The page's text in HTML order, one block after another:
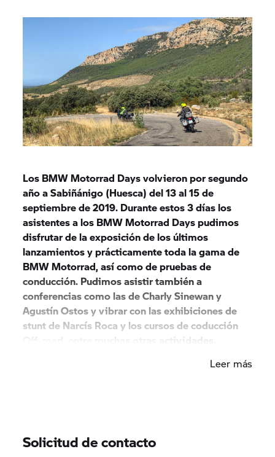
Los BMW Motorrad Days volvieron por segundo
año a Sabiñánigo (Huesca) del 13 al 15 de
septiembre de 2019. Durante estos 3 días los
asistentes a los BMW Motorrad Days pudimos
disfrutar de la exposición de los últimos
lanzamientos y prácticamente toda la gama de
BMW Motorrad, así como de pruebas de
conducción. Pudimos asistir también a
conferencias como las de Charly Sinewan y
Agustín Ostos y vibrar con las exhibiciones de
stunt de Narcís Roca y los cursos de coducción
Off-road, entre muchas otras actividades.
Motor Munich y Motor Munich Cadí estuvimos
donde nos esperaba el evento del año para todos
Leer más
Solicitud de contacto